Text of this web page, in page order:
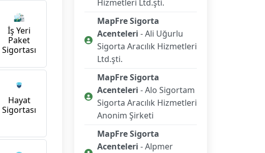
İş Yeri
Paket
Sigortası
Hayat
Sigortası
Hizmetleri Ltd.şti.
MapFre Sigorta
Acenteleri - Ali Uğurlu
Sigorta Aracılık Hizmetleri
Ltd.şti.
MapFre Sigorta
Acenteleri - Alo Sigortam
Sigorta Aracılık Hizmetleri
Anonim Şirketi
MapFre Sigorta
Acenteleri - Alpmer